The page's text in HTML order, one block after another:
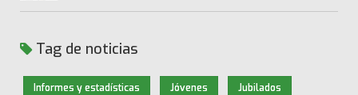
Tag de noticias
Informes y estadísticas Jóvenes Jubilados